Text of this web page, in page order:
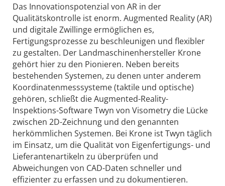
Das Innovationspotenzial von AR in der
Qualitätskontrolle ist enorm. Augmented Reality (AR)
und digitale Zwillinge ermöglichen es,
Fertigungsprozesse zu beschleunigen und flexibler
zu gestalten. Der Landmaschinenhersteller Krone
gehört hier zu den Pionieren. Neben bereits
bestehenden Systemen, zu denen unter anderem
Koordinatenmesssysteme (taktile und optische)
gehören, schließt die Augmented-Reality-
Inspektions-Software Twyn von Visometry die Lücke
zwischen 2D-Zeichnung und den genannten
herkömmlichen Systemen. Bei Krone ist Twyn täglich
im Einsatz, um die Qualität von Eigenfertigungs- und
Lieferantenartikeln zu überprüfen und
Abweichungen von CAD-Daten schneller und
effizienter zu erfassen und zu dokumentieren.